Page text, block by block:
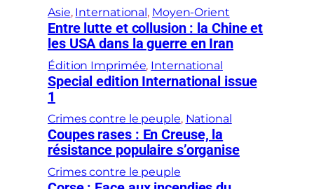
Asie, International , Moyen-Orient
Entre lutte et collusion : la Chine et
les USA dans la guerre en Iran
Édition Imprimée, International
Special edition International issue
1
Crimes contre le peuple, National
Coupes rases : En Creuse, la
résistance populaire s’organise
Crimes contre le peuple